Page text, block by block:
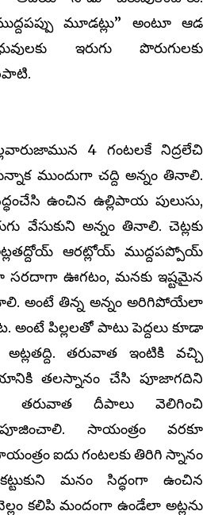
మూడట్లు” అంటూ ఆడ
ఇరుగు పొరుగులకు
4 గంటలకే నిద్రలేచి
ముందుగా చద్ది అన్నం తినాలి.
ఉంచిన ఉల్లిపాయ పులుసు,
వేసుకుని అన్నం తినాలి. చెట్లకు
ఆరట్లోయ్ ముద్దపప్పోయ్
సరదాగా ఊగటం, మనకు ఇష్టమైన
అంటే తిన్న అన్నం అరిగిపోయేలా
పిల్లలతో పాటు పెద్దలు కూడా
తరువాత ఇంటికి వచ్చి
తలస్నానం చేసి పూజాగదిని
తరువాత దీపాలు వెలిగించి
సాయంత్రం వరకూ
ఐదు గంటలకు తిరిగి స్నానం
మనం సిద్ధంగా ఉంచిన
కలిపి మందంగా ఉండేలా అట్లను